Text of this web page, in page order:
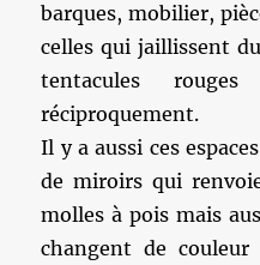
barques, mobilier,
celles qui jaillissent
tentacules
réciproquement.
Il y a aussi ces
de miroirs qui
molles à pois mais
changent de couleur